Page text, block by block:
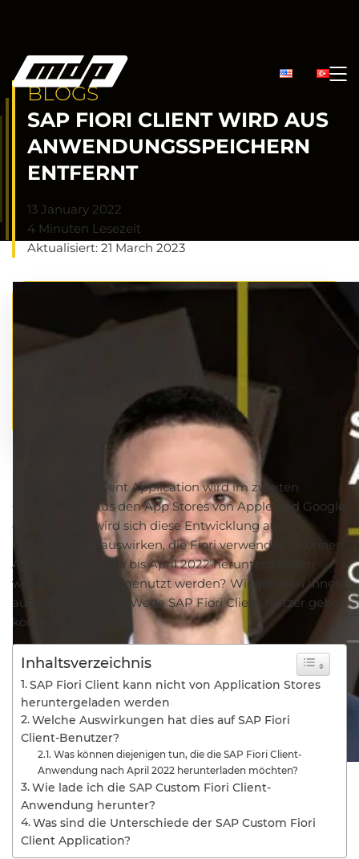
BLOGS
SAP FIORI CLIENT WIRD AUS
ANWENDUNGSSPEICHERN
ENTFERNT
13 January 2022
4 Minuten Lesezeit
Aktualisiert: 21 March 2023
Die SAP Fiori Client Application wird im zweiten
Quartal 2022 aus den App Stores von Apple und Google
entfernt. Wie wird sich diese Entwicklung auf
Unternehmen auswirken, die Fiori verwenden? Können
Anwendungen, die bis April 2022 heruntergeladen
wurden, weiterhin genutzt werden? Wir erklären Ihnen
ausführlich, welche Wege SAP Fiori Client Nutzer gehen
können.
Inhaltsverzeichnis
SAP Fiori Client kann nicht von Application Stores
heruntergeladen werden
Welche Auswirkungen hat dies auf SAP Fiori
Client-Benutzer?
Was können diejenigen tun, die die SAP Fiori Client-
Anwendung nach April 2022 herunterladen möchten?
Wie lade ich die SAP Custom Fiori Client-
Anwendung herunter?
Was sind die Unterschiede der SAP Custom Fiori
Client Application?